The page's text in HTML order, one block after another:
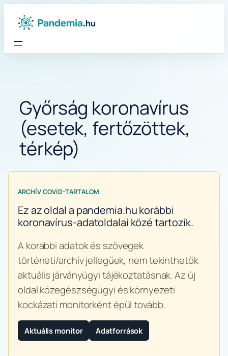
Győrság koronavírus
(esetek, fertőzöttek,
térkép)
ARCHÍV COVID-TARTALOM
Ez az oldal a pandemia.hu korábbi
koronavírus-adatoldalai közé tartozik.
A korábbi adatok és szövegek
történeti/archív jellegűek, nem tekinthetők
aktuális járványügyi tájékoztatásnak. Az új
oldal közegészségügyi és környezeti
kockázati monitorként épül tovább.
Aktuális monitor Adatforrások